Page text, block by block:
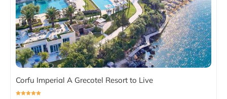
Corfu Imperial A Grecotel Resort to Live